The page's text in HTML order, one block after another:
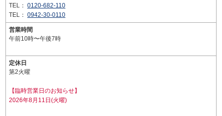
TEL： 0120-682-110
TEL： 0942-30-0110
営業時間
午前10時〜午後7時
定休日
第2火曜
【臨時営業日のお知らせ】
2026年8月11日(火曜)